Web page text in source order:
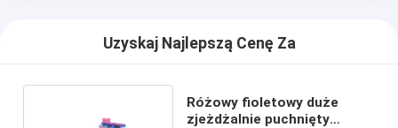
Uzyskaj Najlepszą Cenę Za
Różowy fioletowy duże
zjeżdżalnie puchnięty